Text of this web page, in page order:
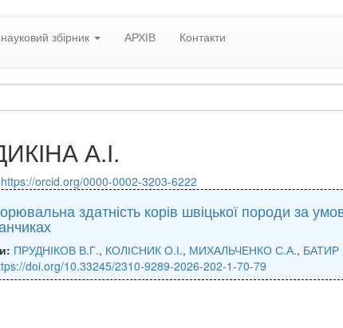
збірник АРХІВ Контакти
А.І.
https://orcid.org/0000-0002-3203-6222
здатність корів швіцької породи за
ПРУДНІКОВ В.Г., КОЛІСНИК О.І., МИХАЛЬЧЕНКО С.А.,
doi.org/10.33245/2310-9289-2026-202-1-70-79